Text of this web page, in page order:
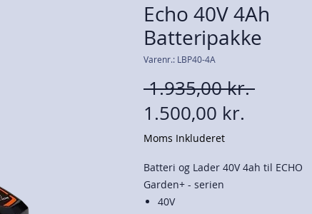
Echo 40V 4Ah
Batteripakke
Varenr.: LBP40-4A
1.935,00 kr.
1.500,00 kr.
Moms Inkluderet
Batteri og Lader 40V 4ah til ECHO
Garden+ - serien
40V